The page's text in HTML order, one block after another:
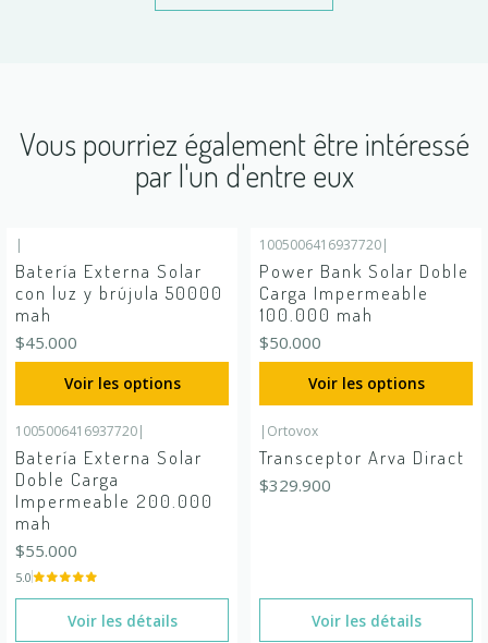
Vous pourriez également être intéressé
par l'un d'entre eux
|
Batería Externa Solar
con luz y brújula 50000
mah
$45.000
Voir les options
1005006416937720|
Power Bank Solar Doble
Carga Impermeable
100.000 mah
$50.000
Voir les options
En rupture de stock
1005006416937720|
Batería Externa Solar
Doble Carga
Impermeable 200.000
mah
$55.000
5.0
Voir les détails
| Ortovox
Transceptor Arva Diract
$329.900
Voir les détails